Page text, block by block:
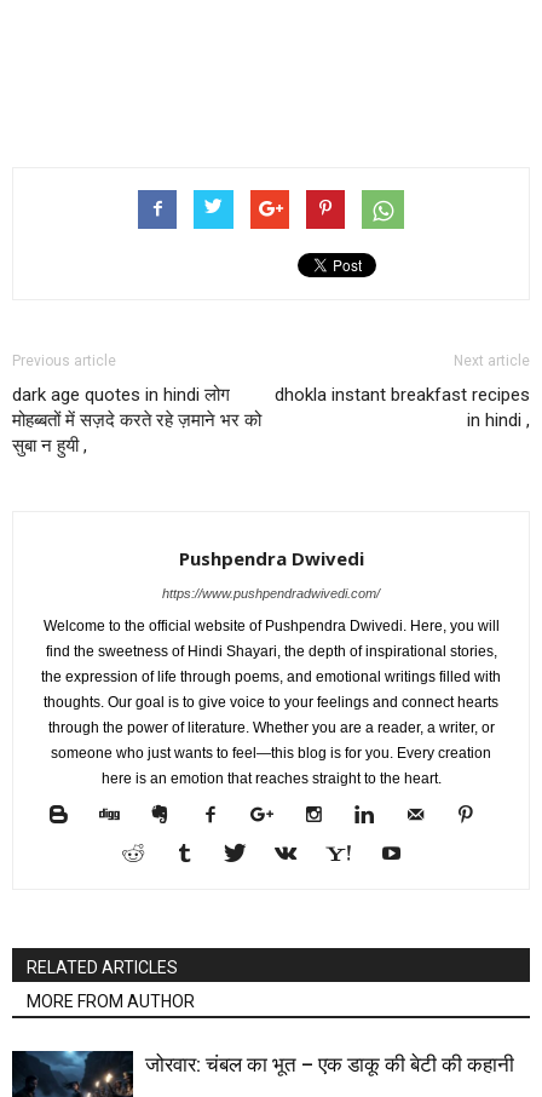
Previous article
dark age quotes in hindi लोग
मोहब्बतों में सज़दे करते रहे ज़माने भर को
सुबा न हुयी ,
Next article
dhokla instant breakfast recipes
in hindi ,
Pushpendra Dwivedi
https://www.pushpendradwivedi.com/
Welcome to the official website of Pushpendra Dwivedi. Here, you will
find the sweetness of Hindi Shayari, the depth of inspirational stories,
the expression of life through poems, and emotional writings filled with
thoughts. Our goal is to give voice to your feelings and connect hearts
through the power of literature. Whether you are a reader, a writer, or
someone who just wants to feel—this blog is for you. Every creation
here is an emotion that reaches straight to the heart.
RELATED ARTICLES
MORE FROM AUTHOR
जोरवार: चंबल का भूत – एक डाकू की बेटी की कहानी